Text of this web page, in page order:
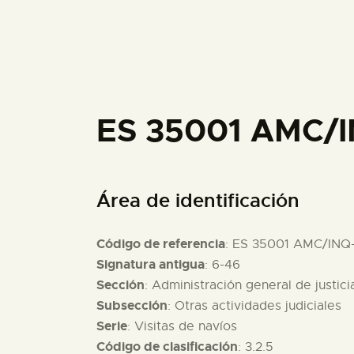
ES 35001 AMC/
Área de identificación
Código de referencia: ES 35001 AMC/
Signatura antigua: 6-46
Sección: Administración general de
Subsección: Otras actividades judiciales
Serie: Visitas de navíos
Código de clasificación: 3.2.5